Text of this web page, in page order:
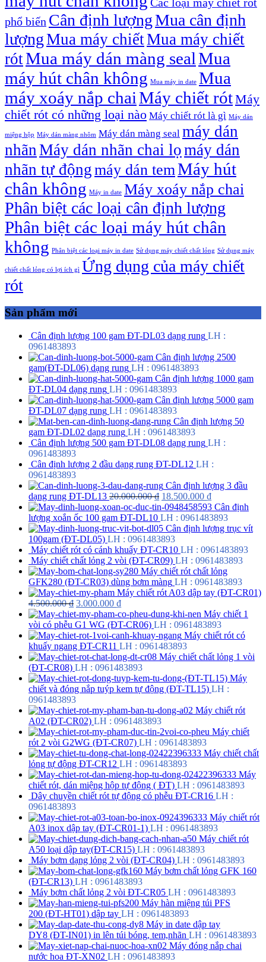
Các loại máy chiết rót
phổ biến Cân định lượngMua cân định
lượngMua máy chiếtMua máy chiết
rótMua máy dán màng sealMua
máy hút chân không Mua máy in date Mua
máy xoáy nắp chaiMáy chiết rótMáy
chiết rót có những loại nào Máy chiết rót là gì Máy dán
miệng hộp Máy dán màng nhôm Máy dán màng seal máy dán
nhãnMáy dán nhãn chai lọmáy dán
nhãn tự độngmáy dán temMáy hút
chân không Máy in date Máy xoáy nắp chai
Phân biệt các loại cân định lượng
Phân biệt các loại máy hút chân
không Phân biệt các loại máy in date Sử dụng máy chiết chất lỏng Sử dụng máy
chiết chất lỏng có lợi ích gì Ứng dụng của máy chiết
rót
Sản phẩm mới
Cân định lượng 100 gam ĐT-DL03 dạng rung LH :
0961483893
Cân định lượng 2500
gam(ĐT-DL06) dạng rung LH : 0961483893
Cân định lượng 1000 gam
ĐT-DL04 dạng rung LH : 0961483893
Cân định lượng 5000 gam
ĐT-DL07 dạng rung LH : 0961483893
Cân định lượng 50
gam ĐT-DL02 dạng rung LH : 0961483893
Cân định lượng 500 gam ĐT-DL08 dạng rung LH :
0961483893
Cân định lượng 2 đầu dạng rung ĐT-DL12 LH :
0961483893
Cân định lượng 3 đầu
dạng rung ĐT-DL13 20.000.000₫ 18.500.000 ₫
Cân định
lượng xoắn ốc 100 gam ĐT-DL10 LH : 0961483893
Cân định lượng trục vít
100gam (ĐT-DL05) LH : 0961483893
Máy chiết rót có cánh khuấy ĐT-CR10 LH : 0961483893
Máy chiết chất lỏng 2 vòi (ĐT-CR09) LH : 0961483893
Máy chiết rót chất lỏng
GFK280 (ĐT-CR03) dùng bơm màng LH : 0961483893
Máy chiết rót A03 dập tay (ĐT-CR01)
4.500.000₫ 3.000.000 ₫
Máy chiết 1
vòi có phễu G1 WG (ĐT-CR06) LH : 0961483893
Máy chiết rót có
khuấy ngang ĐT-CR11 LH : 0961483893
Máy chiết chất lỏng 1 vòi
(ĐT-CR08) LH : 0961483893
Máy
chiết và đóng nắp tuýp kem tự động (ĐT-TL15) LH :
0961483893
Máy chiết rót
A02 (ĐT-CR02) LH : 0961483893
Máy chiết
rót 2 vòi G2WG (ĐT-CR07) LH : 0961483893
Máy chiết chất
lỏng tự động ĐT-CR12 LH : 0961483893
Máy
chiết rót, dán miệng hộp tự động ( ĐT) LH : 0961483893
Dây chuyền chiết rót tự động có phễu ĐT-CR16 LH :
0961483893
Máy chiết rót
A03 inox dập tay (ĐT-CR01-1) LH : 0961483893
Máy chiết rót
A50 loại dập tay(ĐT-CR15) LH : 0961483893
Máy bơm dạng lỏng 2 vòi (ĐT-CR04) LH : 0961483893
Máy bơm chất lỏng GFK 160
(ĐT-CR13) LH : 0961483893
Máy bơm chất lỏng 2 vòi ĐT-CR05 LH : 0961483893
Máy hàn miệng túi PFS
200 (ĐT-HT01) dập tay LH : 0961483893
Máy in date dập tay
DY8 (ĐT-IN01) in lên túi bóng, tem,nhãn LH : 0961483893
Máy đóng nắp chai
nước hoa ĐT-XN02 LH : 0961483893